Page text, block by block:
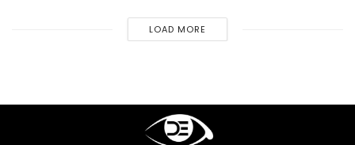
LOAD MORE